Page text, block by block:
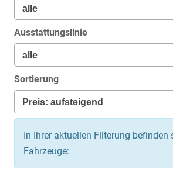
Ausstattungslinie
Sortierung
In Ihrer aktuellen Filterung befinden
Fahrzeuge: